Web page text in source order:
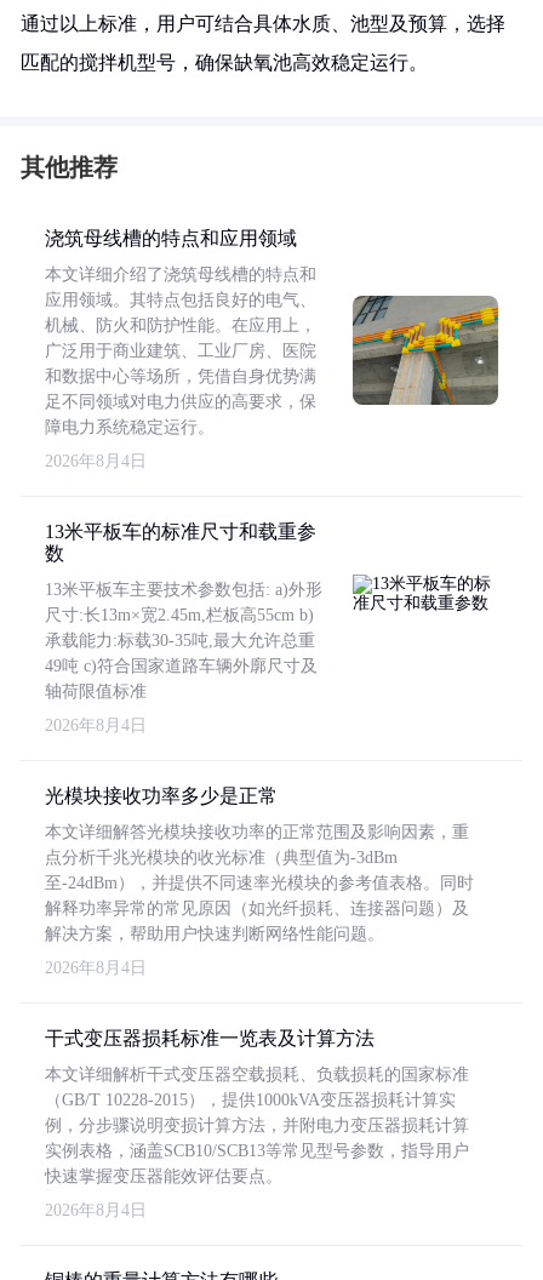
通过以上标准，用户可结合具体水质、池型及预算，选择
匹配的搅拌机型号，确保缺氧池高效稳定运行。
其他推荐
浇筑母线槽的特点和应用领域
本文详细介绍了浇筑母线槽的特点和
应用领域。其特点包括良好的电气、
机械、防火和防护性能。在应用上，
广泛用于商业建筑、工业厂房、医院
和数据中心等场所，凭借自身优势满
足不同领域对电力供应的高要求，保
障电力系统稳定运行。
2026年8月4日
13米平板车的标准尺寸和载重参
数
13米平板车主要技术参数包括: a)外形
尺寸:长13m×宽2.45m,栏板高55cm b)
承载能力:标载30-35吨,最大允许总重
49吨 c)符合国家道路车辆外廓尺寸及
轴荷限值标准
2026年8月4日
光模块接收功率多少是正常
本文详细解答光模块接收功率的正常范围及影响因素，重
点分析千兆光模块的收光标准（典型值为-3dBm
至-24dBm），并提供不同速率光模块的参考值表格。同时
解释功率异常的常见原因（如光纤损耗、连接器问题）及
解决方案，帮助用户快速判断网络性能问题。
2026年8月4日
干式变压器损耗标准一览表及计算方法
本文详细解析干式变压器空载损耗、负载损耗的国家标准
（GB/T 10228-2015），提供1000kVA变压器损耗计算实
例，分步骤说明变损计算方法，并附电力变压器损耗计算
实例表格，涵盖SCB10/SCB13等常见型号参数，指导用户
快速掌握变压器能效评估要点。
2026年8月4日